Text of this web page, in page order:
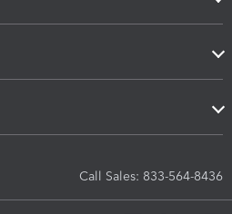
Call Sales: 833-564-8436